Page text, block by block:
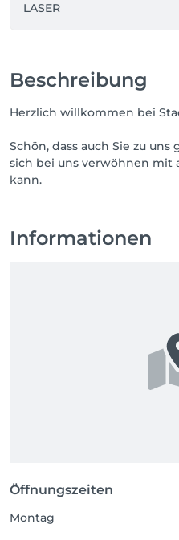
LASER
Beschreibung
Herzlich willkommen bei
Schön, dass auch Sie zu
sich bei uns verwöhnen mit
kann.
Informationen
Öffnungszeiten
Montag